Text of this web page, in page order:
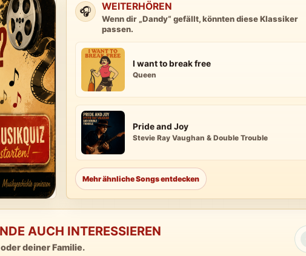
🎧 WEITERHÖREN
Wenn dir „Dandy“ gefällt, könnten diese Klassiker
passen.
I want to break free
Queen
Pride and Joy
Stevie Ray Vaughan & Double Trouble
Mehr ähnliche Songs entdecken
AUCH INTERESSIEREN
deiner Familie.